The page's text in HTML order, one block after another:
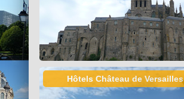
Hôtels Château de Versailles